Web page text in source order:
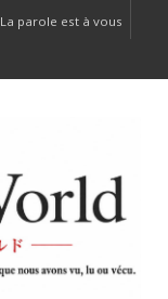
La parole est à vous